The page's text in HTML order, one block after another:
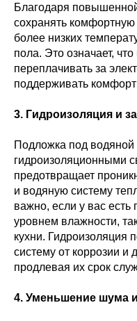
Благодаря
сохранять
более низких
пола. Это означает,
переплачивать за
поддерживать
3. Гидроизоляция и
Подложка под водяной
гидроизоляционными
предотвращает
и водяную систему
важно, если у вас
уровнем влажности,
кухни. Гидроизоляция
систему от коррозии и
продлевая их срок
4. Уменьшение шума